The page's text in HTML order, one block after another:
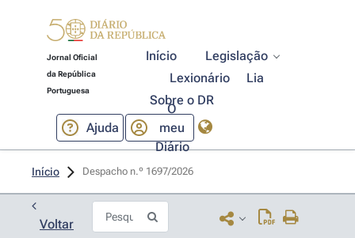
Jornal Oficial
da República
Portuguesa
Início
Legislação
Lexionário
Lia
Sobre o DR
Ajuda
O
meu
Diário
Início Despacho n.º 1697/2026
Voltar